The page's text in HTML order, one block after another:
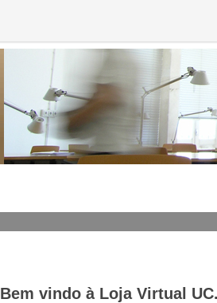
Bem vindo à Loja Virtual